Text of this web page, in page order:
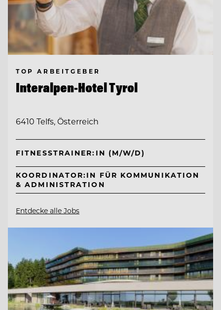
TOP ARBEITGEBER
Interalpen-Hotel Tyrol
6410 Telfs, Österreich
FITNESSTRAINER:IN (M/W/D)
KOORDINATOR:IN FÜR KOMMUNIKATION
& ADMINISTRATION
Entdecke alle Jobs